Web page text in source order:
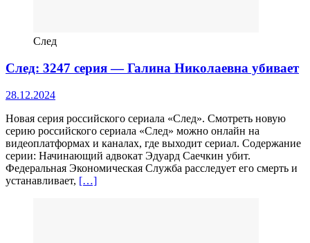
След
След: 3247 серия — Галина Николаевна убивает
28.12.2024
Новая серия российского сериала «След». Смотреть новую
серию российского сериала «След» можно онлайн на
видеоплатформах и каналах, где выходит сериал. Содержание
серии: Начинающий адвокат Эдуард Саечкин убит.
Федеральная Экономическая Служба расследует его смерть и
устанавливает, […]